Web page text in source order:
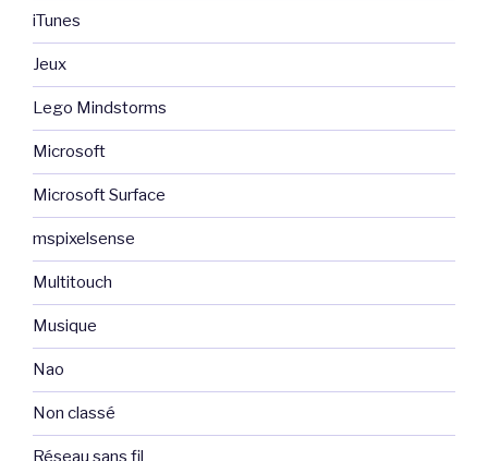
iTunes
Jeux
Lego Mindstorms
Microsoft
Microsoft Surface
mspixelsense
Multitouch
Musique
Nao
Non classé
Réseau sans fil